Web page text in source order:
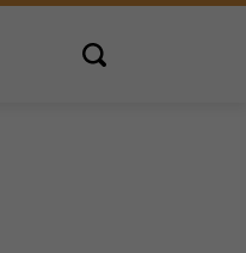
Open search